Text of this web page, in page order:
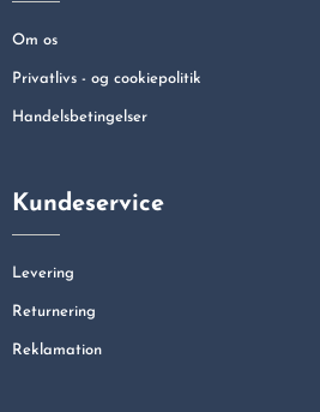
Om os
Privatlivs - og cookiepolitik
Handelsbetingelser
Kundeservice
Levering
Returnering
Reklamation